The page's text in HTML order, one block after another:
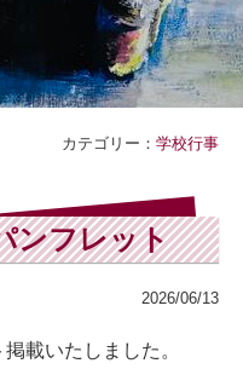
カテゴリー： 学校行事
ンフレット
2026/06/13
載いたしました。